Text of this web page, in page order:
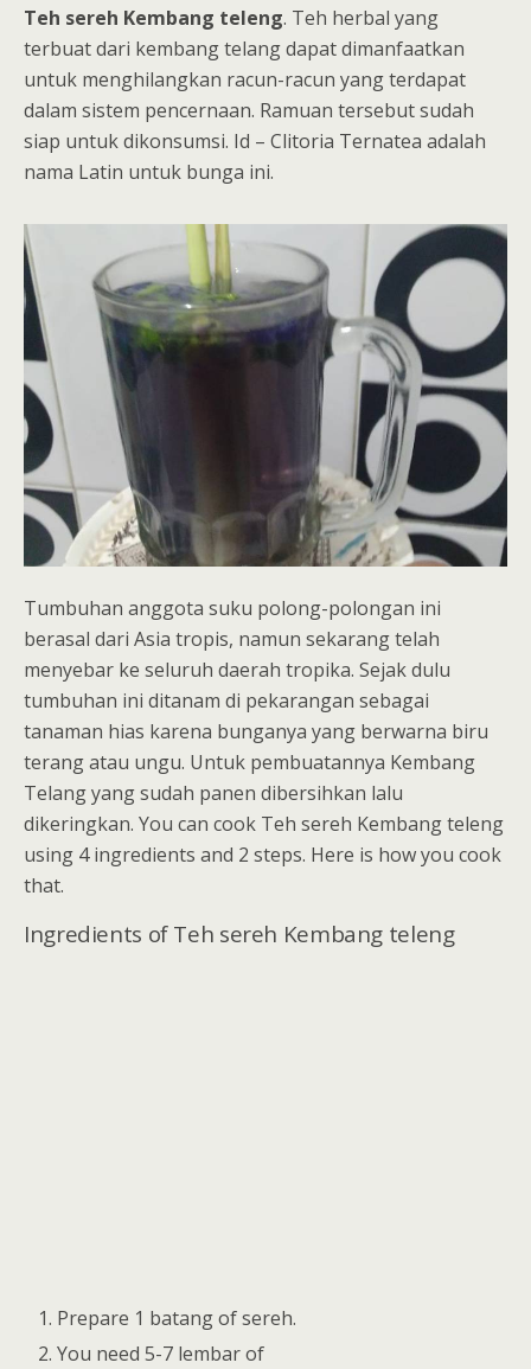
Teh sereh Kembang teleng. Teh herbal yang
terbuat dari kembang telang dapat dimanfaatkan
untuk menghilangkan racun-racun yang terdapat
dalam sistem pencernaan. Ramuan tersebut sudah
siap untuk dikonsumsi. Id – Clitoria Ternatea adalah
nama Latin untuk bunga ini.
Tumbuhan anggota suku polong-polongan ini
berasal dari Asia tropis, namun sekarang telah
menyebar ke seluruh daerah tropika. Sejak dulu
tumbuhan ini ditanam di pekarangan sebagai
tanaman hias karena bunganya yang berwarna biru
terang atau ungu. Untuk pembuatannya Kembang
Telang yang sudah panen dibersihkan lalu
dikeringkan. You can cook Teh sereh Kembang teleng
using 4 ingredients and 2 steps. Here is how you cook
that.
Ingredients of Teh sereh Kembang teleng
Prepare 1 batang of sereh.
You need 5-7 lembar of